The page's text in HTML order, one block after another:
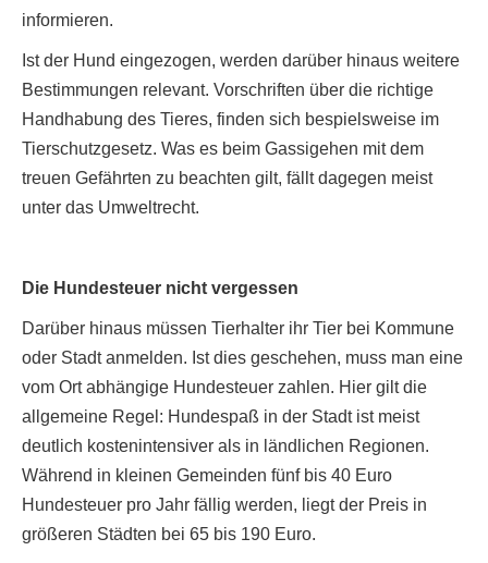
informieren.
Ist der Hund eingezogen, werden darüber hinaus weitere
Bestimmungen relevant. Vorschriften über die richtige
Handhabung des Tieres, finden sich bespielsweise im
Tierschutzgesetz. Was es beim Gassigehen mit dem
treuen Gefährten zu beachten gilt, fällt dagegen meist
unter das Umweltrecht.
Die Hundesteuer nicht vergessen
Darüber hinaus müssen Tierhalter ihr Tier bei Kommune
oder Stadt anmelden. Ist dies geschehen, muss man eine
vom Ort abhängige Hundesteuer zahlen. Hier gilt die
allgemeine Regel: Hundespaß in der Stadt ist meist
deutlich kostenintensiver als in ländlichen Regionen.
Während in kleinen Gemeinden fünf bis 40 Euro
Hundesteuer pro Jahr fällig werden, liegt der Preis in
größeren Städten bei 65 bis 190 Euro.